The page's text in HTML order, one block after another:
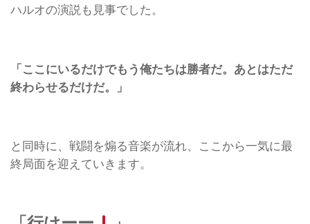
ハルオの演説も見事でした。
「ここにいるだけでもう俺たちは勝者だ。あとはただ
終わらせるだけだ。」
と同時に、戦闘を煽る音楽が流れ、ここから一気に最
終局面を迎えていきます。